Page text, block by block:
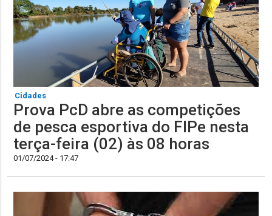
Cidades
Prova PcD abre as competições
de pesca esportiva do FIPe nesta
terça-feira (02) às 08 horas
01/07/2024 - 17:47